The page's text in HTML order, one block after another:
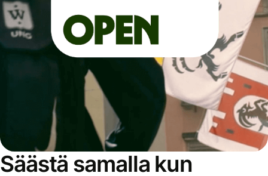
Säästä samalla kun